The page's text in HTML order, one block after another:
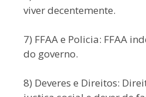
viver decentemente.
7) FFAA e Policia: FFAA
do governo.
8) Deveres e Direitos: